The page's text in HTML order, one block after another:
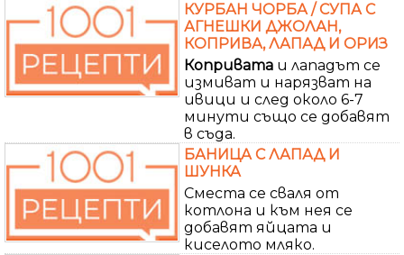
КУРБАН ЧОРБА / СУПА С
АГНЕШКИ ДЖОЛАН,
КОПРИВА, ЛАПАД И ОРИЗ
Копривата и лападът се
измиват и нарязват на
ивици и след около 6-7
минути също се добавят
в съда.
БАНИЦА С ЛАПАД И
ШУНКА
Сместа се сваля от
котлона и към нея се
добавят яйцата и
киселото мляко.